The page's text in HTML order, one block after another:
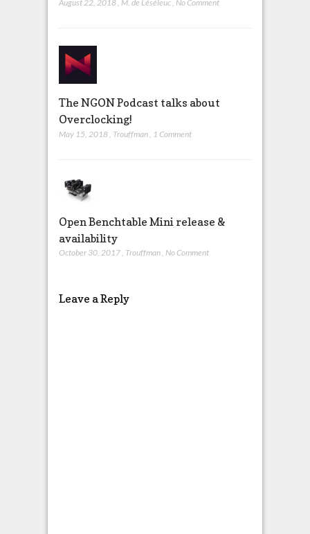
August 22, 2018, M. de Léséleuc, No Comment
The NGON Podcast talks about
Overclocking!
May 15, 2018 Trouffman 1 Comment
Open Benchtable Mini release &
availability
October 30, 2017, Trouffman, No Comment
Leave a Reply